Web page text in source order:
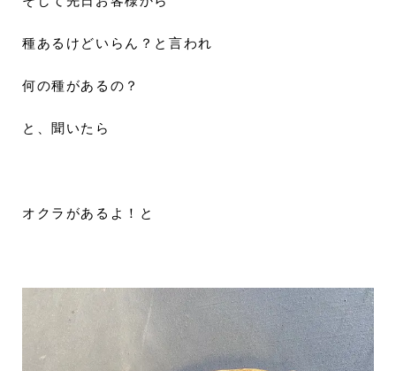
種あるけどいらん？と言われ
何の種があるの？
と、聞いたら
オクラがあるよ！と